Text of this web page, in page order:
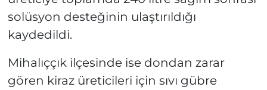
solüsyon desteğinin ulaştırıldığı
kaydedildi.
Mihalıççık ilçesinde ise dondan zarar
gören kiraz üreticileri için sıvı gübre